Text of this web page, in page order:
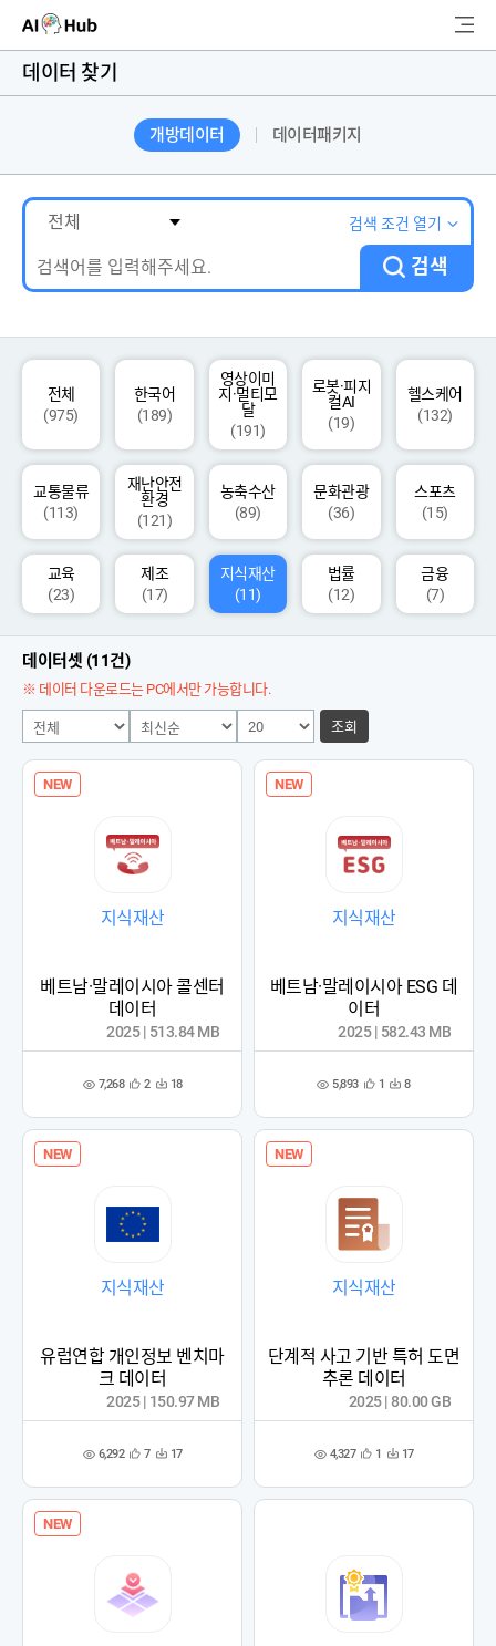
AI-Hub
AI 데이터찾기
AI 허브소개
고객지원
색
데이터 찾기
개방데이터 데이터패키지
검색 조건 열기
검색
전체
(975)
한국어
(189)
영상이미
지·멀티모
달
(191)
로봇·피지
컬AI
(19)
헬스케어
(132)
교통물류
(113)
재난안전
환경
(121)
농축수산
(89)
문화관광
(36)
스포츠
(15)
교육
(23)
제조
(17)
지식재산
(11)
법률
(12)
금융
(7)
데이터셋 (11건)
※ 데이터 다운로드는 PC에서만 가능합니다.
조회
NEW
지식재산
베트남·말레이시아 콜센터
데이터
조 7,268 관
록
2 다 18
2025 | 513.84 MB
NEW
지식재산
베트남·말레이시아 ESG 데
이터
조 5,893 관
록
1 다 8
2025 | 582.43 MB
NEW
지식재산
유럽연합 개인정보 벤치마
크 데이터
조 6,292 관
록
7 다 17
2025 | 150.97 MB
NEW
지식재산
단계적 사고 기반 특허 도면
추론 데이터
조 4,327 관
록
1 다 17
2025 | 80.00 GB
NEW